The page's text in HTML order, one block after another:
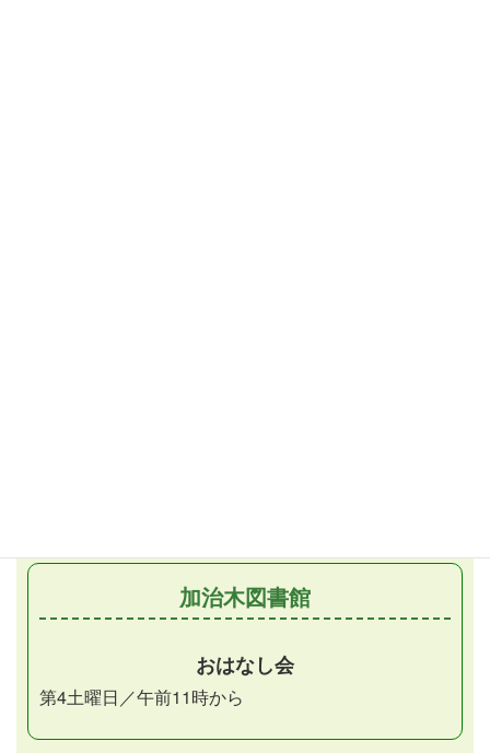
加治木図書館
おはなし会
第4土曜日／午前11時から